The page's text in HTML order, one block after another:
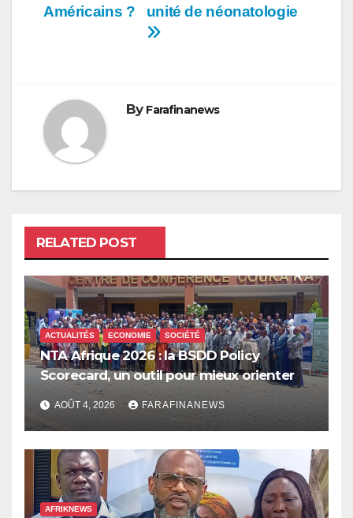
unité de néonatologie
Américains ?
By Farafinanews
RELATED POST
ACTUALITÉS ECONOMIE SOCIÉTÉ
NTA Afrique 2026 : la BSDD Policy
Scorecard, un outil pour mieux orienter
les dépenses publiques
AOÛT 4, 2026 FARAFINANEWS
AFRIKNEWS